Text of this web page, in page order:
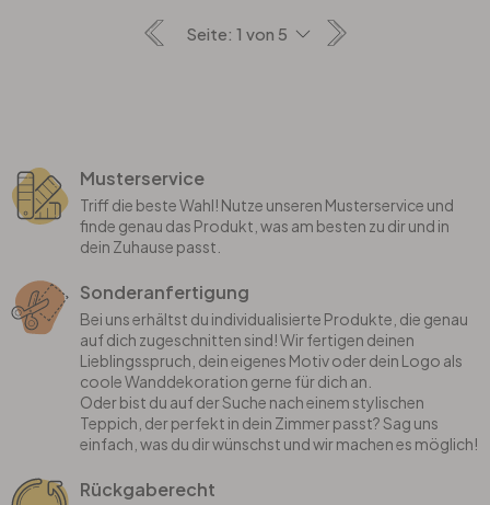
Musterservice
Triff die beste Wahl! Nutze unseren Musterservice und
finde genau das Produkt, was am besten zu dir und in
dein Zuhause passt.
Sonderanfertigung
Bei uns erhältst du individualisierte Produkte, die genau
auf dich zugeschnitten sind! Wir fertigen deinen
Lieblingsspruch, dein eigenes Motiv oder dein Logo als
coole Wanddekoration gerne für dich an.
Oder bist du auf der Suche nach einem stylischen
Teppich, der perfekt in dein Zimmer passt? Sag uns
einfach, was du dir wünschst und wir machen es möglich!
Rückgaberecht